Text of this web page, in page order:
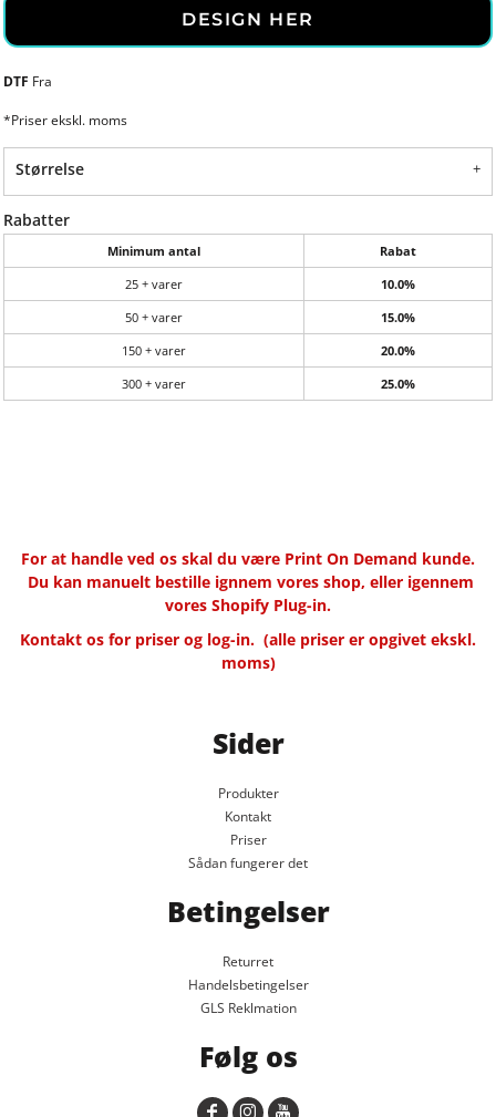
DESIGN HER
DTF Fra
*Priser ekskl. moms
Størrelse
Rabatter
Minimum antal
Rabat
25 + varer
10.0%
50 + varer
15.0%
150 + varer
20.0%
300 + varer
25.0%
For at handle ved os skal du være Print On Demand kunde.
Du kan manuelt bestille ignnem vores shop, eller igennem
vores Shopify Plug-in.
Kontakt os for priser og log-in. (alle priser er opgivet ekskl.
moms)
Sider
Produkter
Kontakt
Priser
Sådan fungerer det
Betingelser
Returret
Handelsbetingelser
GLS Reklmation
Følg os